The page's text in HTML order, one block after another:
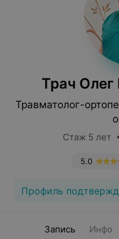
Трач
Травматолог-
Стаж 5 лет
5.0
Профиль
Запись Инфо